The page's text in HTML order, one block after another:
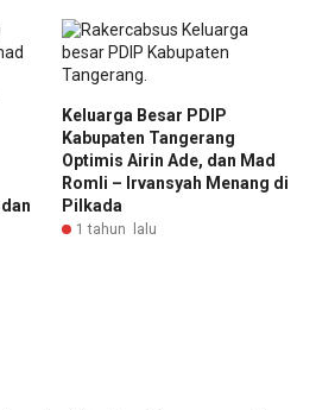
Keluarga Besar PDIP
Kabupaten Tangerang
Optimis Airin Ade, dan Mad
Romli – Irvansyah Menang di
Pilkada
1 tahun lalu